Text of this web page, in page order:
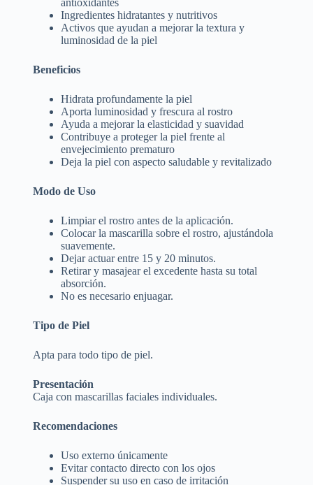
antioxidantes
Ingredientes hidratantes y nutritivos
Activos que ayudan a mejorar la textura y
luminosidad de la piel
Beneficios
Hidrata profundamente la piel
Aporta luminosidad y frescura al rostro
Ayuda a mejorar la elasticidad y suavidad
Contribuye a proteger la piel frente al
envejecimiento prematuro
Deja la piel con aspecto saludable y revitalizado
Modo de Uso
Limpiar el rostro antes de la aplicación.
Colocar la mascarilla sobre el rostro, ajustándola
suavemente.
Dejar actuar entre 15 y 20 minutos.
Retirar y masajear el excedente hasta su total
absorción.
No es necesario enjuagar.
Tipo de Piel
Apta para todo tipo de piel.
Presentación
Caja con mascarillas faciales individuales.
Recomendaciones
Uso externo únicamente
Evitar contacto directo con los ojos
Suspender su uso en caso de irritación